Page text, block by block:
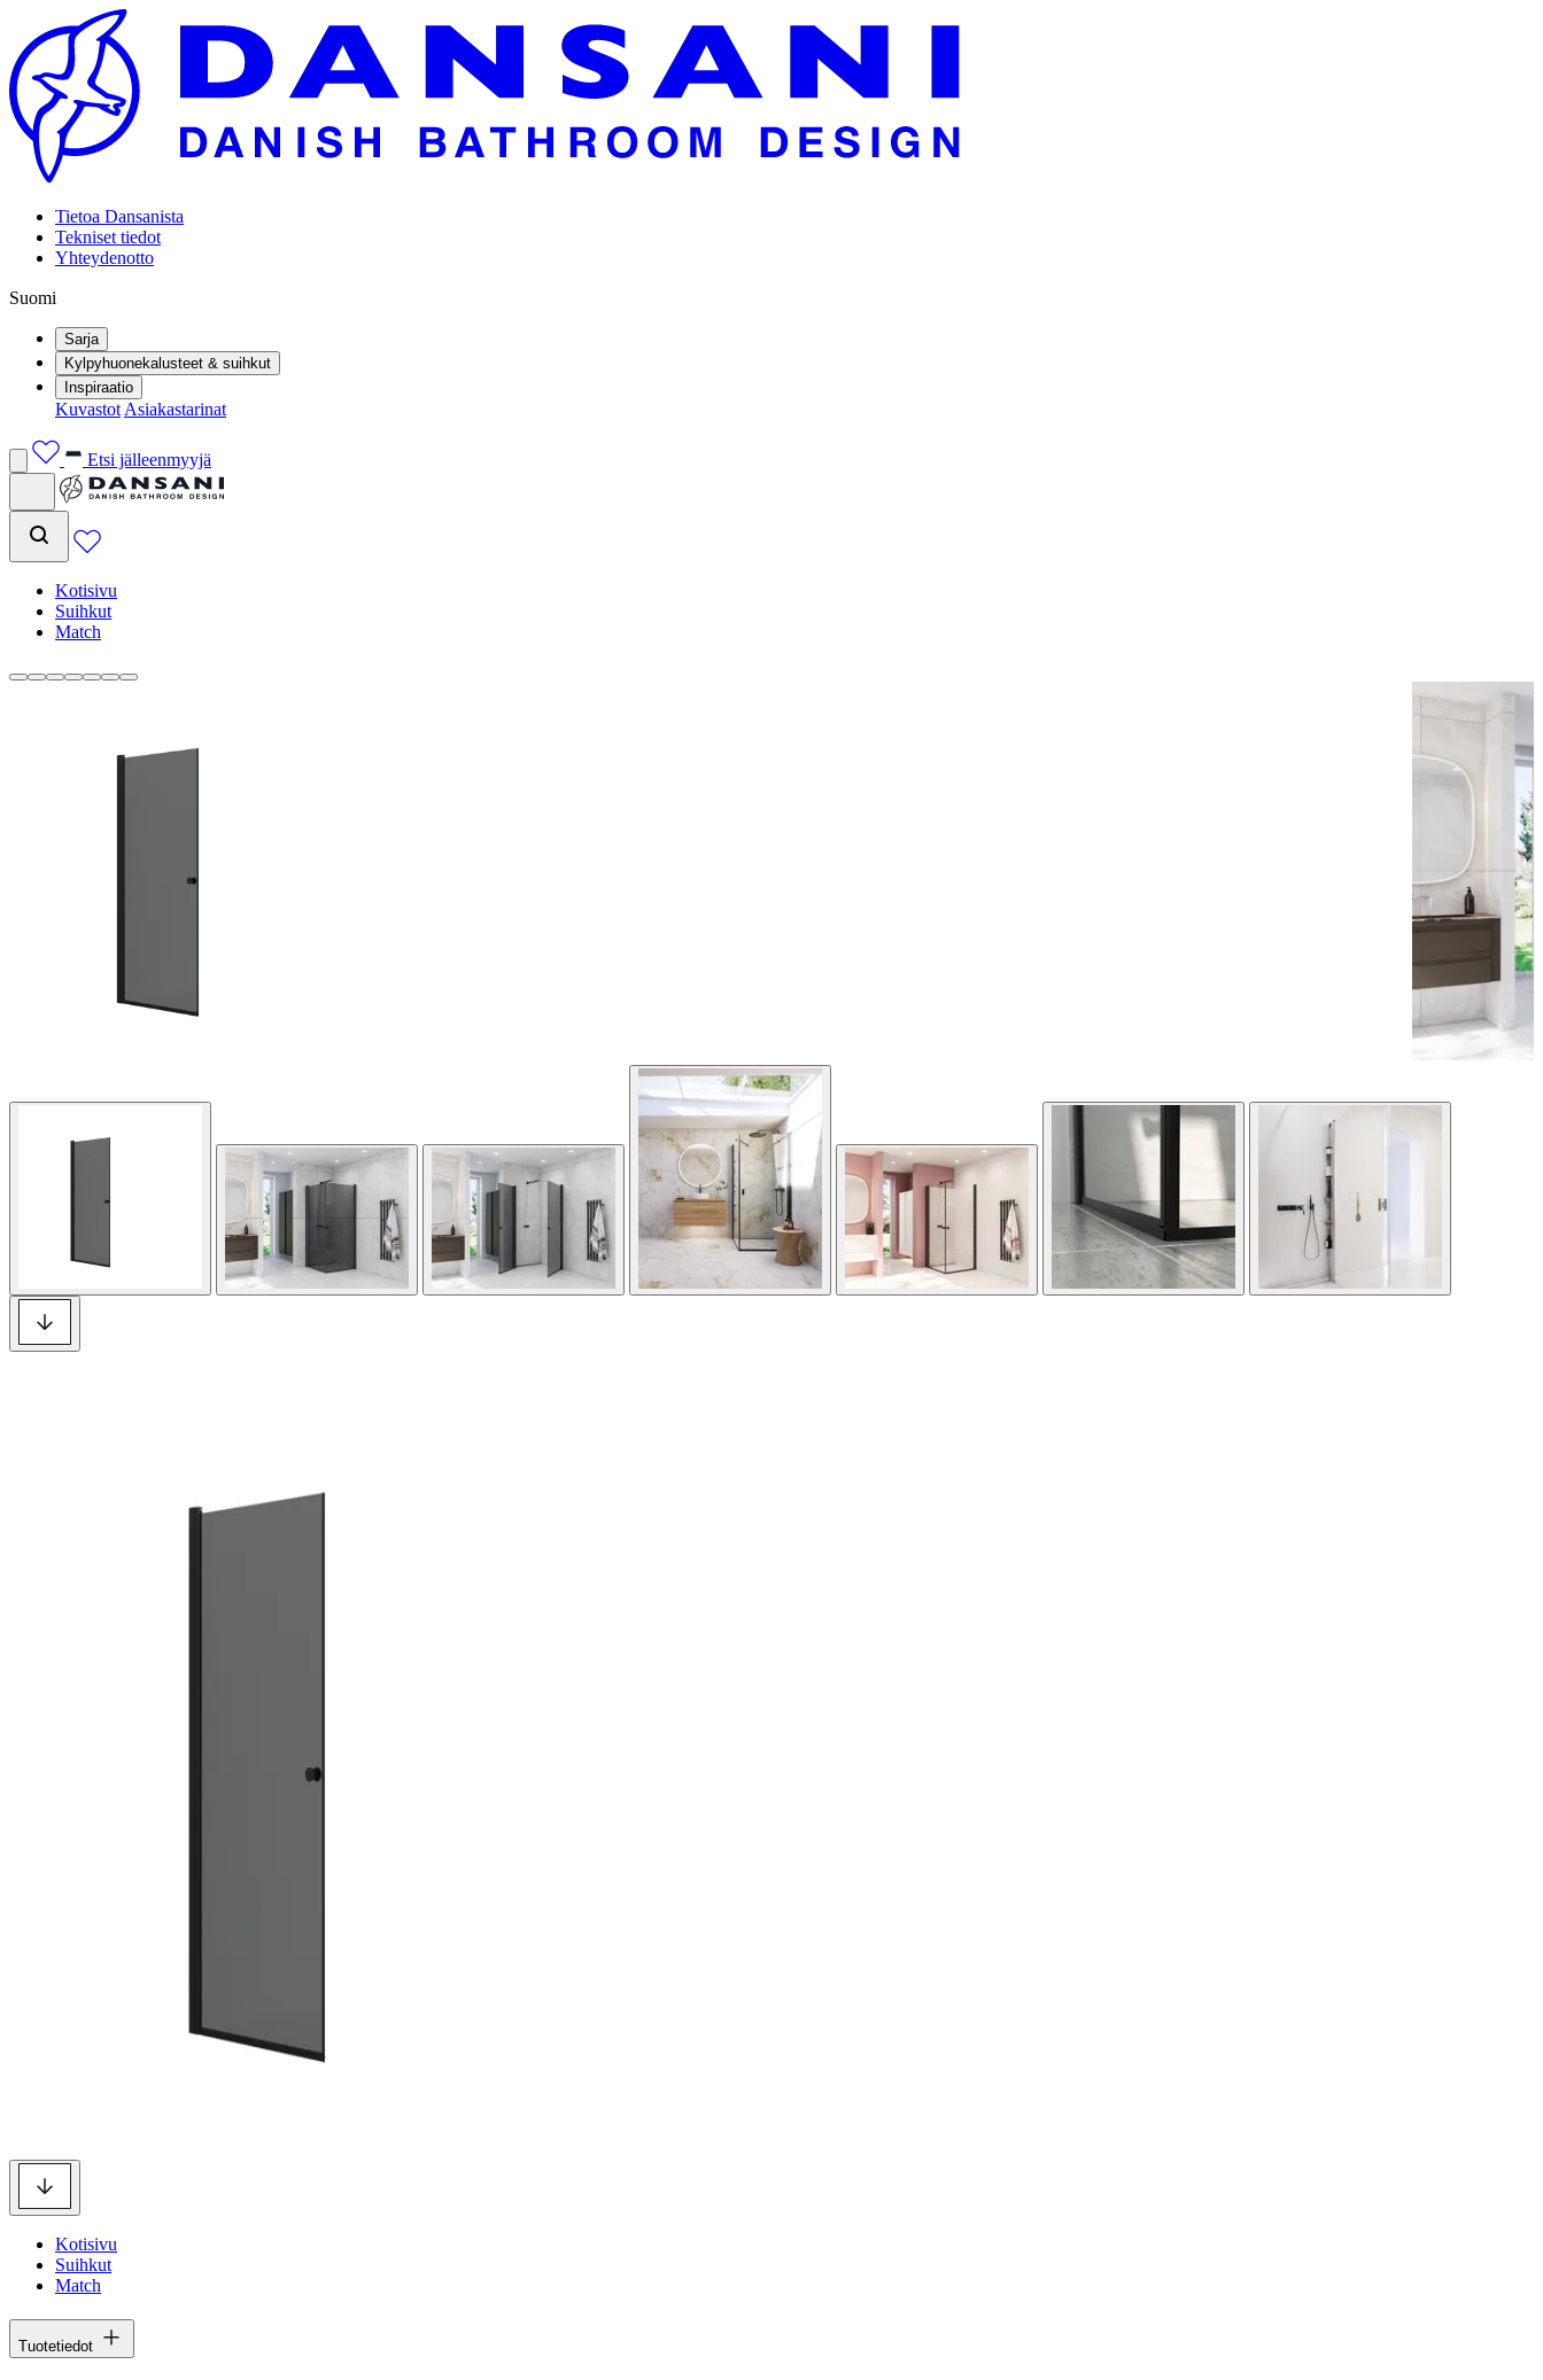
Tietoa Dansanista
Tekniset tiedot
Yhteydenotto
Suomi
Sarja
Kylpyhuonekalusteet & suihkut
Inspiraatio
Kuvastot Asiakastarinat
Etsi jälleenmyyjä
Kotisivu
Suihkut
Match
Kotisivu
Suihkut
Match
Tuotetiedot